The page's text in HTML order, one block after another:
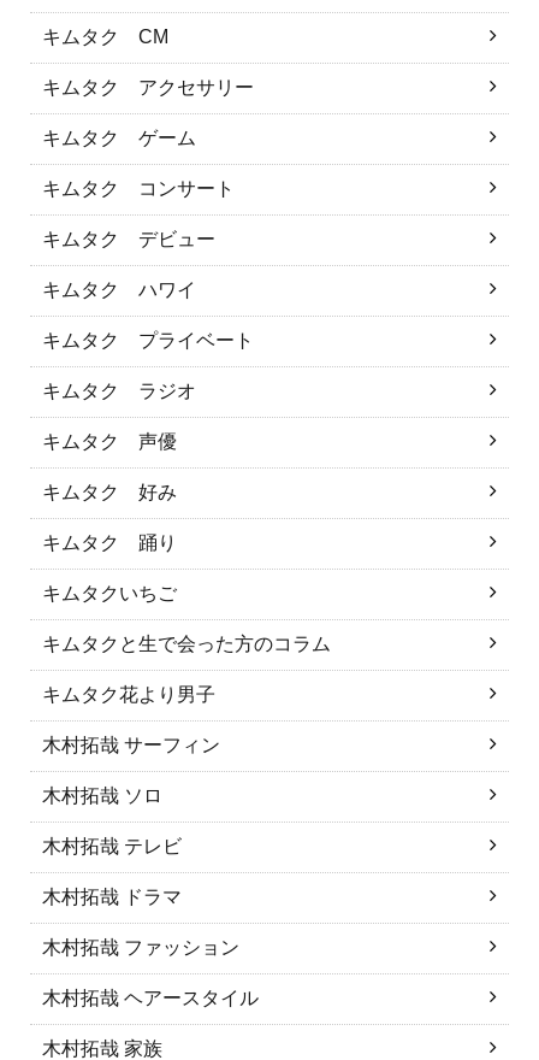
キムタク CM
キムタク アクセサリー
キムタク ゲーム
キムタク コンサート
キムタク デビュー
キムタク ハワイ
キムタク プライベート
キムタク ラジオ
キムタク 声優
キムタク 好み
キムタク 踊り
キムタクいちご
キムタクと生で会った方のコラム
キムタク花より男子
木村拓哉 サーフィン
木村拓哉 ソロ
木村拓哉 テレビ
木村拓哉 ドラマ
木村拓哉 ファッション
木村拓哉 ヘアースタイル
木村拓哉 家族